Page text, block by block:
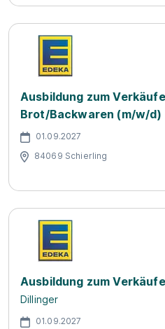
Ausbildung zum
Brot/Backwaren (m/w/d)
01.09.2027
84069 Schierling
Ausbildung zum
Dillinger
01.09.2027